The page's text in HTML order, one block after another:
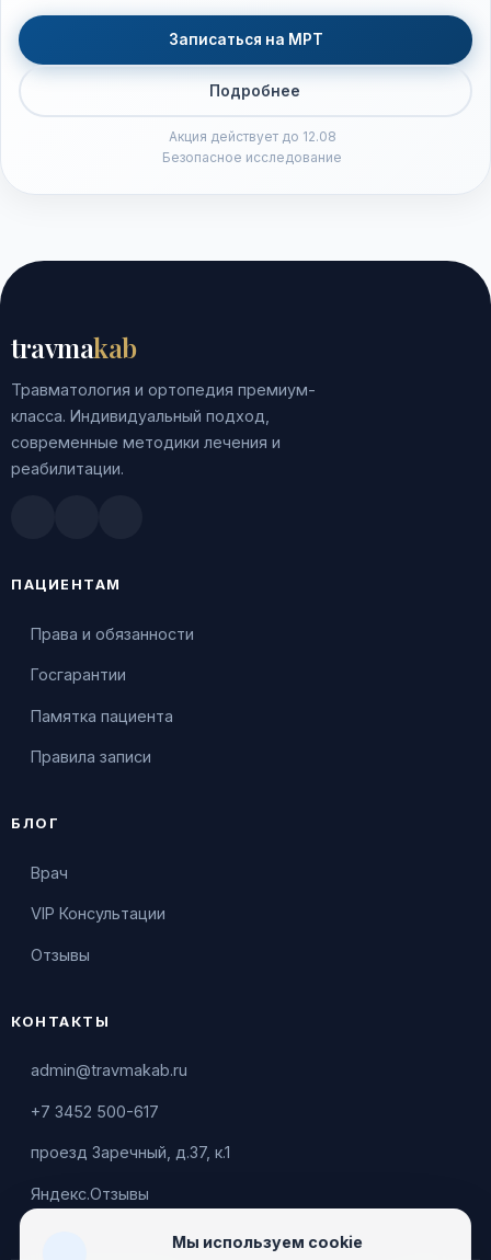
Записаться на МРТ
Подробнее
Акция действует до 12.08
Безопасное исследование
travmakab
Травматология и ортопедия премиум-
класса. Индивидуальный подход,
современные методики лечения и
реабилитации.
ПАЦИЕНТАМ
Права и обязанности
Госгарантии
Памятка пациента
Правила записи
БЛОГ
Врач
VIP Консультации
Отзывы
КОНТАКТЫ
admin@travmakab.ru
+7 3452 500-617
проезд Заречный, д.37, к.1
Яндекс.Отзывы
Мы используем cookie